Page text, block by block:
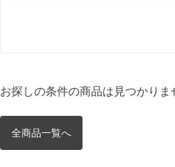
お探しの条件の商品は見つかりま
全商品一覧へ